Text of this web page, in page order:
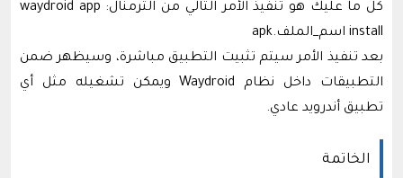
كل ما عليك هو تنفيذ الأمر التالي من الترمنال: waydroid app
install اسم_الملف.apk
بعد تنفيذ الأمر سيتم تثبيت التطبيق مباشرة، وسيظهر ضمن
التطبيقات داخل نظام Waydroid ويمكن تشغيله مثل أي
تطبيق أندرويد عادي.
الخاتمة